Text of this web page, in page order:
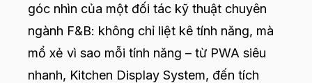
góc nhìn của một đối tác kỹ thuật chuyên
ngành F&B: không chỉ liệt kê tính năng, mà
mổ xẻ vì sao mỗi tính năng – từ PWA siêu
nhanh, Kitchen Display System, đến tích